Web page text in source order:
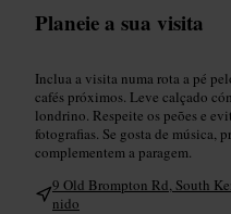
Planeie a sua visita
Inclua a visita numa rota a pé
cafés próximos. Leve calçado
londrino. Respeite os peões e
fotografias. Se gosta de música,
complementem a paragem.
9 Old Brompton Rd, South
nido